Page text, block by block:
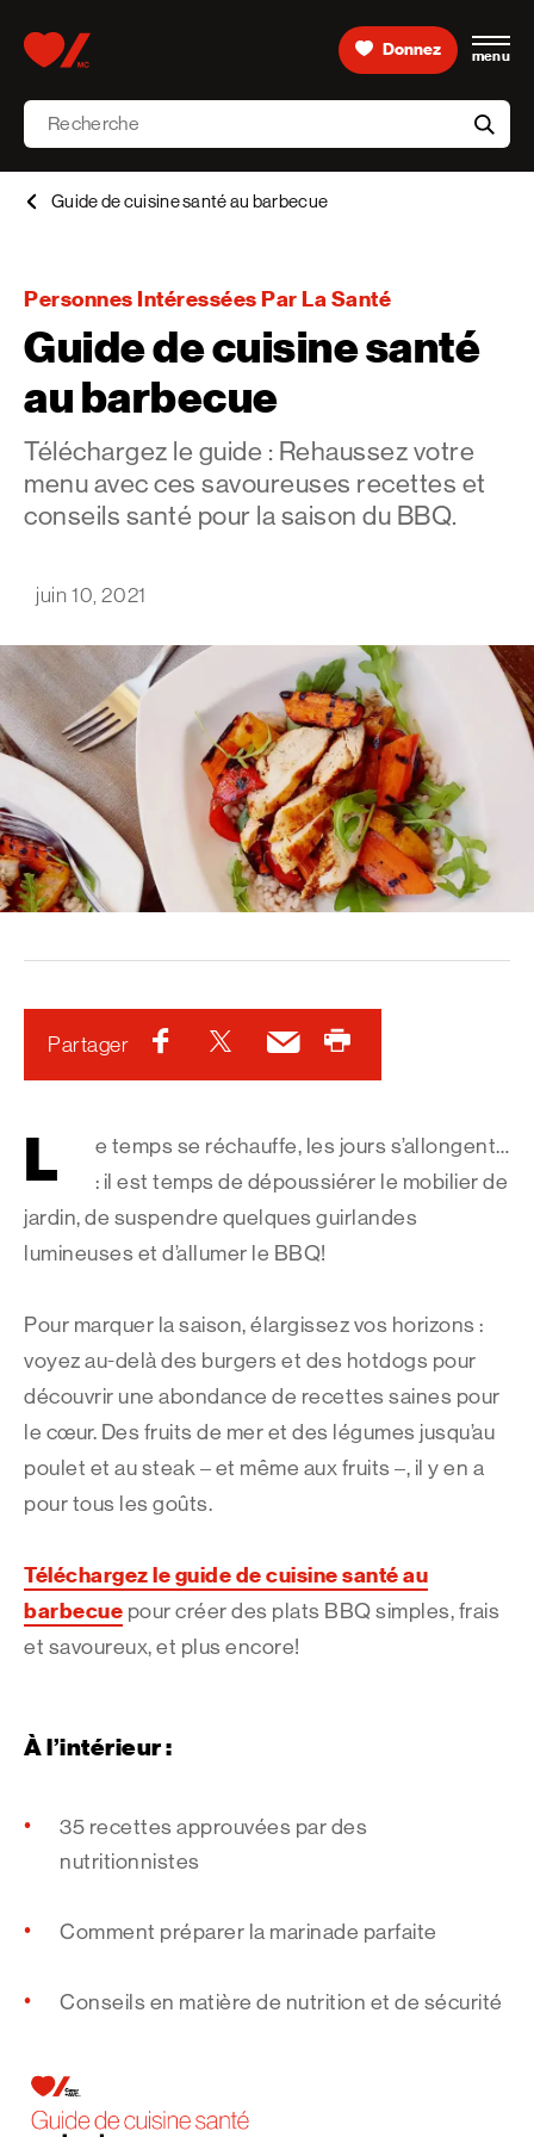
Donnez menu
Recherche
aria-
Guide de cuisine santé au barbecue
Personnes Intéressées Par La Santé
Guide de cuisine santé
au barbecue
Téléchargez le guide : Rehaussez votre
menu avec ces savoureuses recettes et
conseils santé pour la saison du BBQ.
juin 10, 2021
Partager Facebook
TwitterCourriel
L
e temps se réchauffe, les jours s’allongent…
: il est temps de dépoussiérer le mobilier de
jardin, de suspendre quelques guirlandes
lumineuses et d’allumer le BBQ!
Pour marquer la saison, élargissez vos horizons :
voyez au-delà des burgers et des hotdogs pour
découvrir une abondance de recettes saines pour
le cœur. Des fruits de mer et des légumes jusqu’au
poulet et au steak – et même aux fruits –, il y en a
pour tous les goûts.
Téléchargez le guide de cuisine santé au
barbecue pour créer des plats BBQ simples, frais
et savoureux, et plus encore!
À l’intérieur :
35 recettes approuvées par des
nutritionnistes
Comment préparer la marinade parfaite
Conseils en matière de nutrition et de sécurité